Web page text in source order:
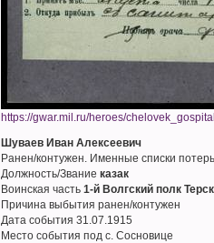
https://gwar.mil.ru/heroes/
Шуваев Иван Алексеевич
Ранен/контужен. Именные списки потерь
Должность/Званиеказак
Воинская часть1-й Волгский полк
Причина выбытия ранен/контужен
Дата события 31.07.1915
Место события под с. Сосновице